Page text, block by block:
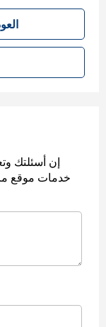
إن أسئلتك
خدمات موقع